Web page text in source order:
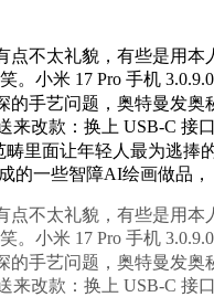
不太礼貌，有些是用本
小米 17 Pro 手机
的手艺问题，奥特曼发
来改款：换上 USB-C 接
里面让年轻人最为逃捧
的一些智障AI绘画做品，
不太礼貌，有些是用本
小米 17 Pro 手机
的手艺问题，奥特曼发
来改款：换上 USB-C 接